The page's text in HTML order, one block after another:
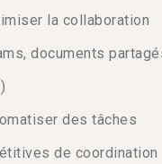
la collaboration
documents
des tâches
de coordination